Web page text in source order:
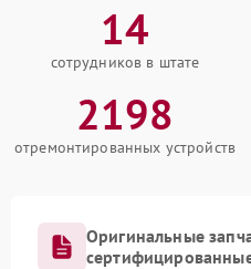
14
сотрудников в штате
2198
отремонтированных устройств
Оригинальные